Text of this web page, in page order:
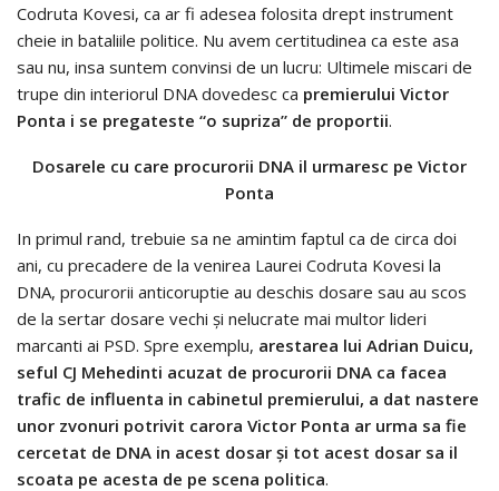
Codruta Kovesi, ca ar fi adesea folosita drept instrument
cheie in bataliile politice. Nu avem certitudinea ca este asa
sau nu, insa suntem convinsi de un lucru: Ultimele miscari de
trupe din interiorul DNA dovedesc ca premierului Victor
Ponta i se pregateste “o supriza” de proportii.
Dosarele cu care procurorii DNA il urmaresc pe Victor
Ponta
In primul rand, trebuie sa ne amintim faptul ca de circa doi
ani, cu precadere de la venirea Laurei Codruta Kovesi la
DNA, procurorii anticoruptie au deschis dosare sau au scos
de la sertar dosare vechi şi nelucrate mai multor lideri
marcanti ai PSD. Spre exemplu, arestarea lui Adrian Duicu,
seful CJ Mehedinti acuzat de procurorii DNA ca facea
trafic de influenta in cabinetul premierului, a dat nastere
unor zvonuri potrivit carora Victor Ponta ar urma sa fie
cercetat de DNA in acest dosar şi tot acest dosar sa il
scoata pe acesta de pe scena politica.